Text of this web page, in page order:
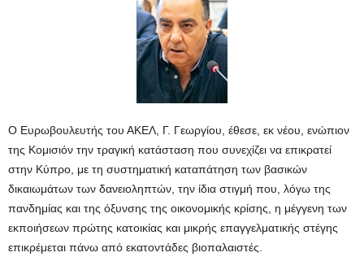
Ο Ευρωβουλευτής του ΑΚΕΛ, Γ. Γεωργίου, έθεσε, εκ νέου, ενώπιον
της Κομισιόν την τραγική κατάσταση που συνεχίζει να επικρατεί
στην Κύπρο, με τη συστηματική καταπάτηση των βασικών
δικαιωμάτων των δανειοληπτών, την ίδια στιγμή που, λόγω της
πανδημίας και της όξυνσης της οικονομικής κρίσης, η μέγγενη των
εκποιήσεων πρώτης κατοικίας και μικρής επαγγελματικής στέγης
επικρέμεται πάνω από εκατοντάδες βιοπαλαιστές.